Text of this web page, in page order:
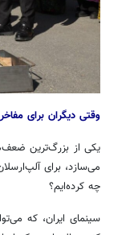
وقتی دیگران برای
یکی از بزرگ‌ترین
می‌سازد، برای
چه کرده‌ایم؟
سینمای ایران، که